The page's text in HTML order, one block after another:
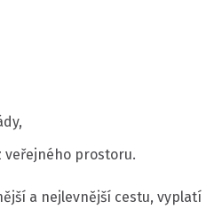
veřejného prostoru.
a nejlevnější cestu, vyplatí